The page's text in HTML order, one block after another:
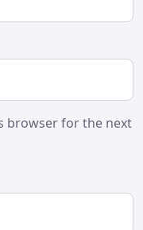
browser for the next